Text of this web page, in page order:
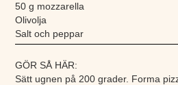
50 g mozzarella
Olivolja
Salt och peppar
GÖR SÅ HÄR:
Sätt ugnen på 200 grader. Forma